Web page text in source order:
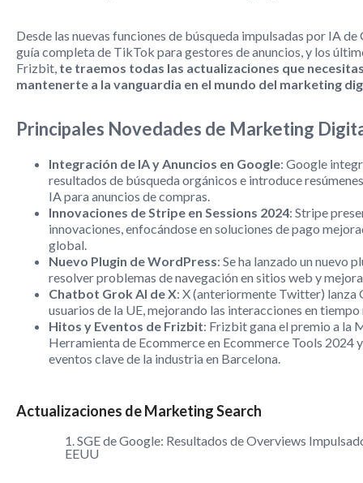
Desde las nuevas funciones de búsqueda impulsadas por IA de
guía completa de TikTok para gestores de anuncios, y los
Frizbit, te traemos todas las actualizaciones que
mantenerte a la vanguardia en el mundo del marketing
Principales Novedades de Marketing
Integración de IA y Anuncios en Google: Google
resultados de búsqueda orgánicos e introduce
IA para anuncios de compras.
Innovaciones de Stripe en Sessions 2024: Stripe
innovaciones, enfocándose en soluciones de pago
global.
Nuevo Plugin de WordPress: Se ha lanzado un nuevo
resolver problemas de navegación en sitios web y
Chatbot Grok AI de X: X (anteriormente Twitter) lanza
usuarios de la UE, mejorando las interacciones en tiempo
Hitos y Eventos de Frizbit: Frizbit gana el premio a la
Herramienta de Ecommerce en Ecommerce Tools 2024
eventos clave de la industria en Barcelona.
Actualizaciones de Marketing Search
1. SGE de Google: Resultados de Overviews
EEUU